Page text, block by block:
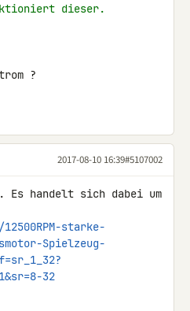
dieser.
?
2017-08-10 16:39#5107002
handelt sich dabei um
starke-
Spielzeug-
32